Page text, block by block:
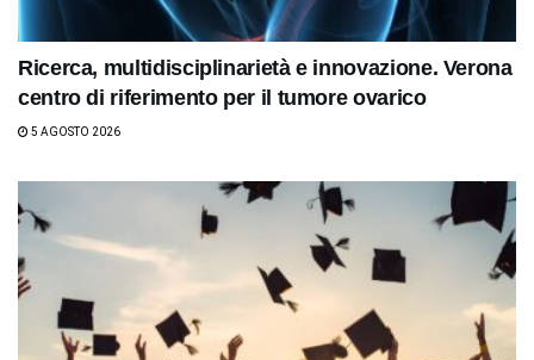
Ricerca, multidisciplinarietà e innovazione. Verona
centro di riferimento per il tumore ovarico
5 AGOSTO 2026